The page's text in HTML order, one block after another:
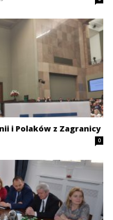
i Polaków z Zagranicy
0